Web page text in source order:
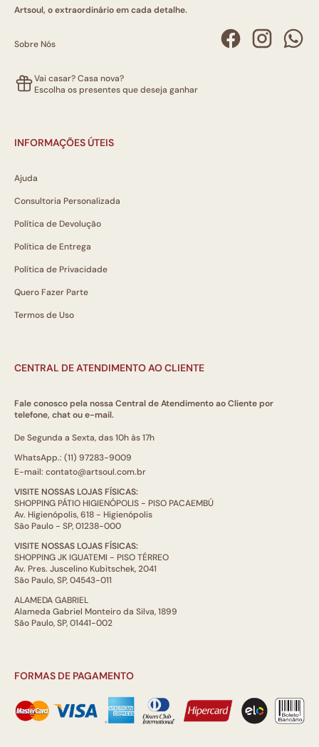
Artsoul, o extraordinário em cada detalhe.
Sobre Nós
Vai casar? Casa nova?
Escolha os presentes que deseja ganhar
INFORMAÇÕES ÚTEIS
Ajuda
Consultoria Personalizada
Política de Devolução
Política de Entrega
Política de Privacidade
Quero Fazer Parte
Termos de Uso
CENTRAL DE ATENDIMENTO AO CLIENTE
Fale conosco pela nossa Central de Atendimento ao Cliente por
telefone, chat ou e-mail.
De Segunda a Sexta, das 10h às 17h
WhatsApp.: (11) 97283-9009
E-mail: contato@artsoul.com.br
VISITE NOSSAS LOJAS FÍSICAS:
SHOPPING PÁTIO HIGIENÓPOLIS - PISO PACAEMBÚ
Av. Higienópolis, 618 - Higienópolis
São Paulo - SP, 01238-000
VISITE NOSSAS LOJAS FÍSICAS:
SHOPPING JK IGUATEMI - PISO TÉRREO
Av. Pres. Juscelino Kubitschek, 2041
São Paulo, SP, 04543-011
ALAMEDA GABRIEL
Alameda Gabriel Monteiro da Silva, 1899
São Paulo, SP, 01441-002
FORMAS DE PAGAMENTO